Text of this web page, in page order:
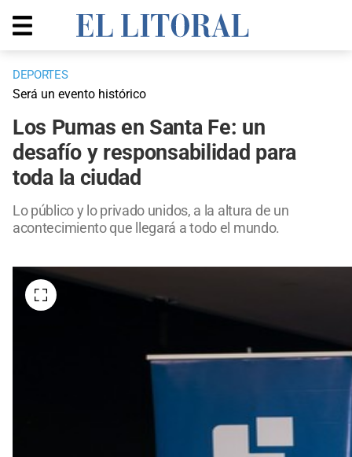
DEPORTES
Será un evento histórico
Los Pumas en Santa Fe: un
desafío y responsabilidad para
toda la ciudad
Lo público y lo privado unidos, a la altura de un
acontecimiento que llegará a todo el mundo.